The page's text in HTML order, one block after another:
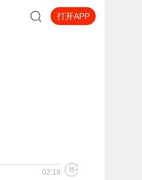
打开APP
02:18